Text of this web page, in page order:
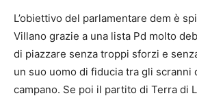
L’obiettivo del parlamentare dem è
Villano grazie a una lista Pd molto
di piazzare senza troppi sforzi e
un suo uomo di fiducia tra gli scranni
campano. Se poi il partito di Terra di